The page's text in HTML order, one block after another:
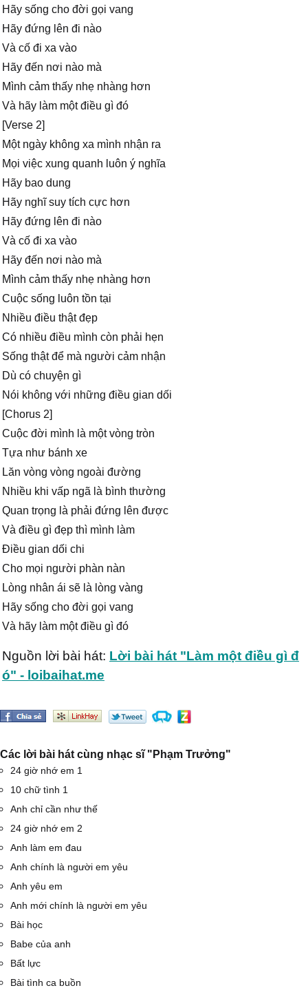
Hãy sống cho đời gọi vang
Hãy đứng lên đi nào
Và cố đi xa vào
Hãy đến nơi nào mà
Mình cảm thấy nhẹ nhàng hơn
Và hãy làm một điều gì đó
[Verse 2]
Một ngày không xa mình nhận ra
Mọi việc xung quanh luôn ý nghĩa
Hãy bao dung
Hãy nghĩ suy tích cực hơn
Hãy đứng lên đi nào
Và cố đi xa vào
Hãy đến nơi nào mà
Mình cảm thấy nhẹ nhàng hơn
Cuộc sống luôn tồn tại
Nhiều điều thật đẹp
Có nhiều điều mình còn phải hẹn
Sống thật để mà người cảm nhận
Dù có chuyện gì
Nói không với những điều gian dối
[Chorus 2]
Cuộc đời mình là một vòng tròn
Tựa như bánh xe
Lăn vòng vòng ngoài đường
Nhiều khi vấp ngã là bình thường
Quan trọng là phải đứng lên được
Và điều gì đẹp thì mình làm
Điều gian dối chi
Cho mọi người phàn nàn
Lòng nhân ái sẽ là lòng vàng
Hãy sống cho đời gọi vang
Và hãy làm một điều gì đó
Nguồn lời bài hát: Lời bài hát "Làm một điều gì đ
ó" - loibaihat.me
Các lời bài hát cùng nhạc sĩ "Phạm Trưởng"
24 giờ nhớ em 1
10 chữ tình 1
Anh chỉ cần như thế
24 giờ nhớ em 2
Anh làm em đau
Anh chính là người em yêu
Anh yêu em
Anh mới chính là người em yêu
Bài học
Babe của anh
Bất lực
Bài tình ca buồn